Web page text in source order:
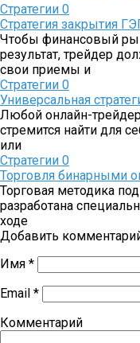
Стратегии 0
Стратегия закрытия
Чтобы финансовый
результат, трейдер
свои приемы и
Стратегии 0
Универсальная
Любой онлайн-
стремится найти для
или
Стратегии 0
Торговля бинарными
Торговая методика
разработана
ходе
Добавить
Имя *
Email *
Комментарий